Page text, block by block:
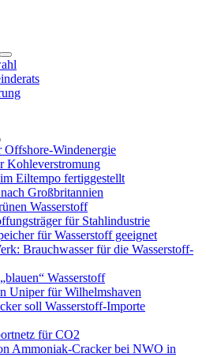
Menü
öffnen
Offshore-Windenergie
Kohleverstromung
Eiltempo fertiggestellt
Großbritannien
Wasserstoff
für Stahlindustrie
für Wasserstoff geeignet
Brauchwasser für die Wasserstoff-
Wasserstoff
Uniper für Wilhelmshaven
soll Wasserstoff-Importe
für CO2
Ammoniak-Cracker bei NWO in